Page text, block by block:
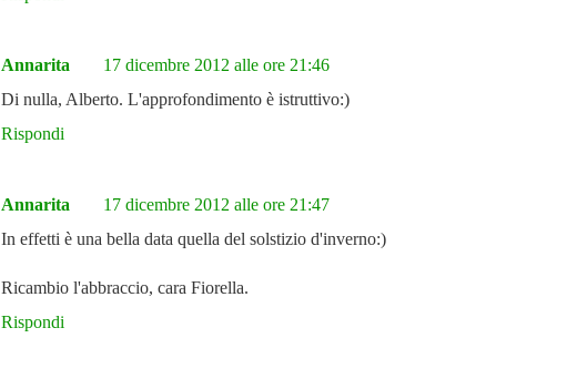
Annarita
17 dicembre 2012 alle ore 21:46
Di nulla, Alberto. L'approfondimento è istruttivo:)
Rispondi
Annarita
17 dicembre 2012 alle ore 21:47
In effetti è una bella data quella del solstizio d'inverno:)
Ricambio l'abbraccio, cara Fiorella.
Rispondi